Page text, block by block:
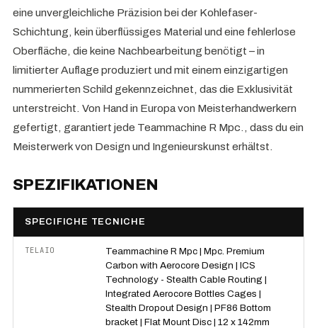
eine unvergleichliche Präzision bei der Kohlefaser-
Schichtung, kein überflüssiges Material und eine fehlerlose
Oberfläche, die keine Nachbearbeitung benötigt – in
limitierter Auflage produziert und mit einem einzigartigen
nummerierten Schild gekennzeichnet, das die Exklusivität
unterstreicht. Von Hand in Europa von Meisterhandwerkern
gefertigt, garantiert jede Teammachine R Mpc., dass du ein
Meisterwerk von Design und Ingenieurskunst erhältst.
SPEZIFIKATIONEN
SPECIFICHE TECNICHE
TELAIO
Teammachine R Mpc | Mpc. Premium
Carbon with Aerocore Design | ICS
Technology - Stealth Cable Routing |
Integrated Aerocore Bottles Cages |
Stealth Dropout Design | PF86 Bottom
bracket | Flat Mount Disc | 12 x 142mm